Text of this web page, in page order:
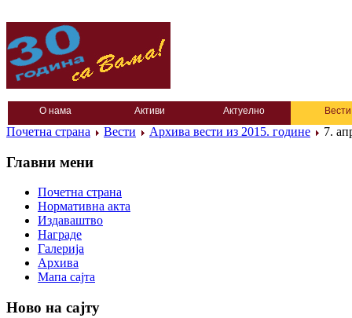
О нама Активи Актуелно Вести
Почетна страна Вести Архива вести из 2015. године 7.
Главни мени
Почетна страна
Нормативна акта
Издаваштво
Награде
Галерија
Архива
Мапа сајта
Ново на сајту